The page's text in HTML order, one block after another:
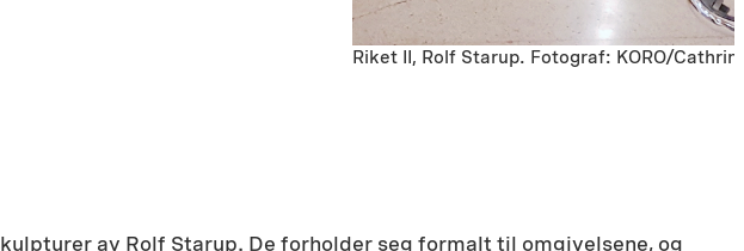
Riket II, Rolf Starup. Fotograf: KORO/
av Rolf Starup. De forholder seg formalt til omgivelsene, og